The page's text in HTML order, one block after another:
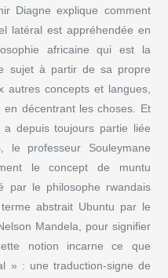
Diagne explique comment
latéral est appréhendée en
africaine qui est la
sujet à partir de sa propre
autres concepts et langues,
en décentrant les choses. Et
a depuis toujours partie liée
le professeur Souleymane
le concept de muntu
par le philosophe rwandais
abstrait Ubuntu par le
Mandela, pour signifier
notion incarne ce que
» : une traduction-signe de